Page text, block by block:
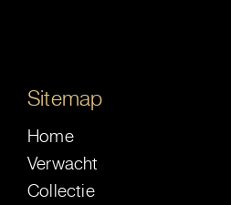
Sitemap
Home
Verwacht
Collectie